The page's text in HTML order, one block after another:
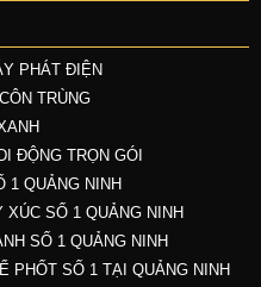
PHÁT ĐIỆN
TRÙNG
ĐỘNG TRỌN GÓI
1 QUẢNG NINH
SỐ 1 QUẢNG NINH
SỐ 1 QUẢNG NINH
PHỐT SỐ 1 TẠI QUẢNG NINH